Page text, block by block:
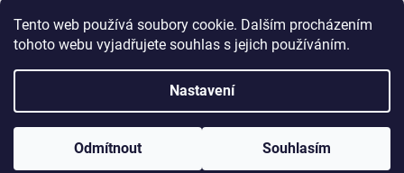
Tento web používá soubory cookie. Dalším procházením
tohoto webu vyjadřujete souhlas s jejich používáním.
Nastavení
Odmítnout Souhlasím
Copyright 2026JISKRA CZ. Všechna práva vyhrazena.